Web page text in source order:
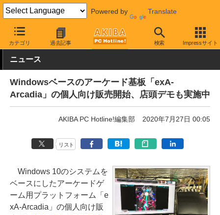
Powered by Translate
カテゴリ 過去記事 検索 Impressサイト
AKIBA PC Hotline! ガジェット ゲーム機関連
ニュース
Windowsベースのアーケード基板「exA-
Arcadia」の個人向け販売開始、店頭デモも実施中
AKIBA PC Hotline!編集部 2020年7月27日 00:05
リスト
Windows 10のシステムを
ベースにしたアーケードゲ
ーム用プラットフォーム「e
xA-Arcadia」の個人向け販